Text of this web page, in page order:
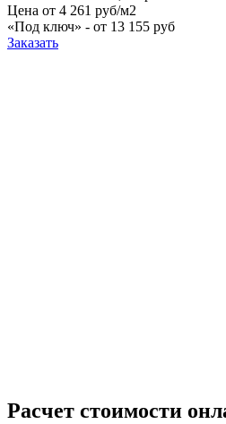
Цена от 4 261 руб/м2
«Под ключ» - от 13 155 руб
Заказать
Расчет стоимости